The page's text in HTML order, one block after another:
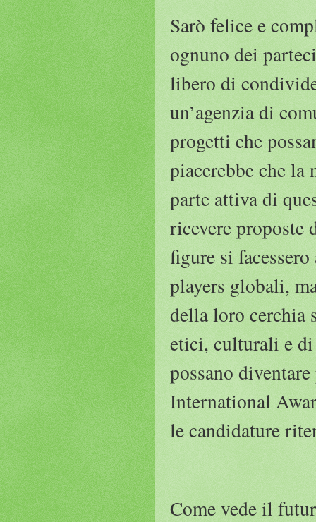
Sarò felice e
ognuno dei
libero di
un’agenzia di
progetti che
piacerebbe che la
parte attiva di
ricevere proposte
figure si
players globali,
della loro cerchia
etici, culturali e
possano
International
le candidature
Come vede il